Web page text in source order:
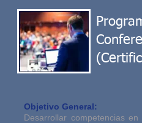
Objetivo General:
Desarrollar competencias